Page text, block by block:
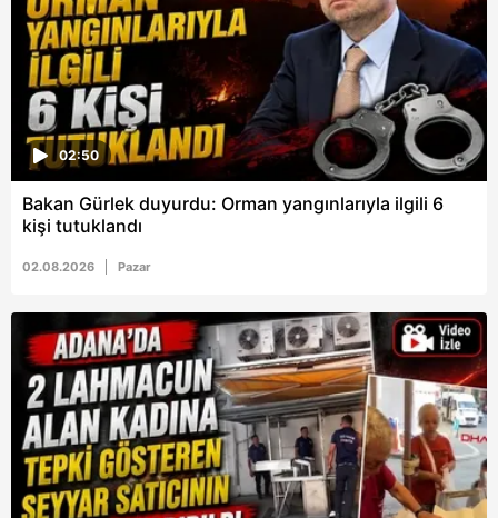
6698 sayılı Kişisel Verilerin Korunması Kanunu uyarınca
hazırlanmış Aydınlatma Metnimizi okumak ve sitemizde
ilgili mevzuata uygun olarak kullanılan çerezlerle ilgili bilgi
almak için lütfentıklayınız.
02:50
Bakan Gürlek duyurdu: Orman yangınlarıyla ilgili 6
kişi tutuklandı
02.08.2026 Pazar